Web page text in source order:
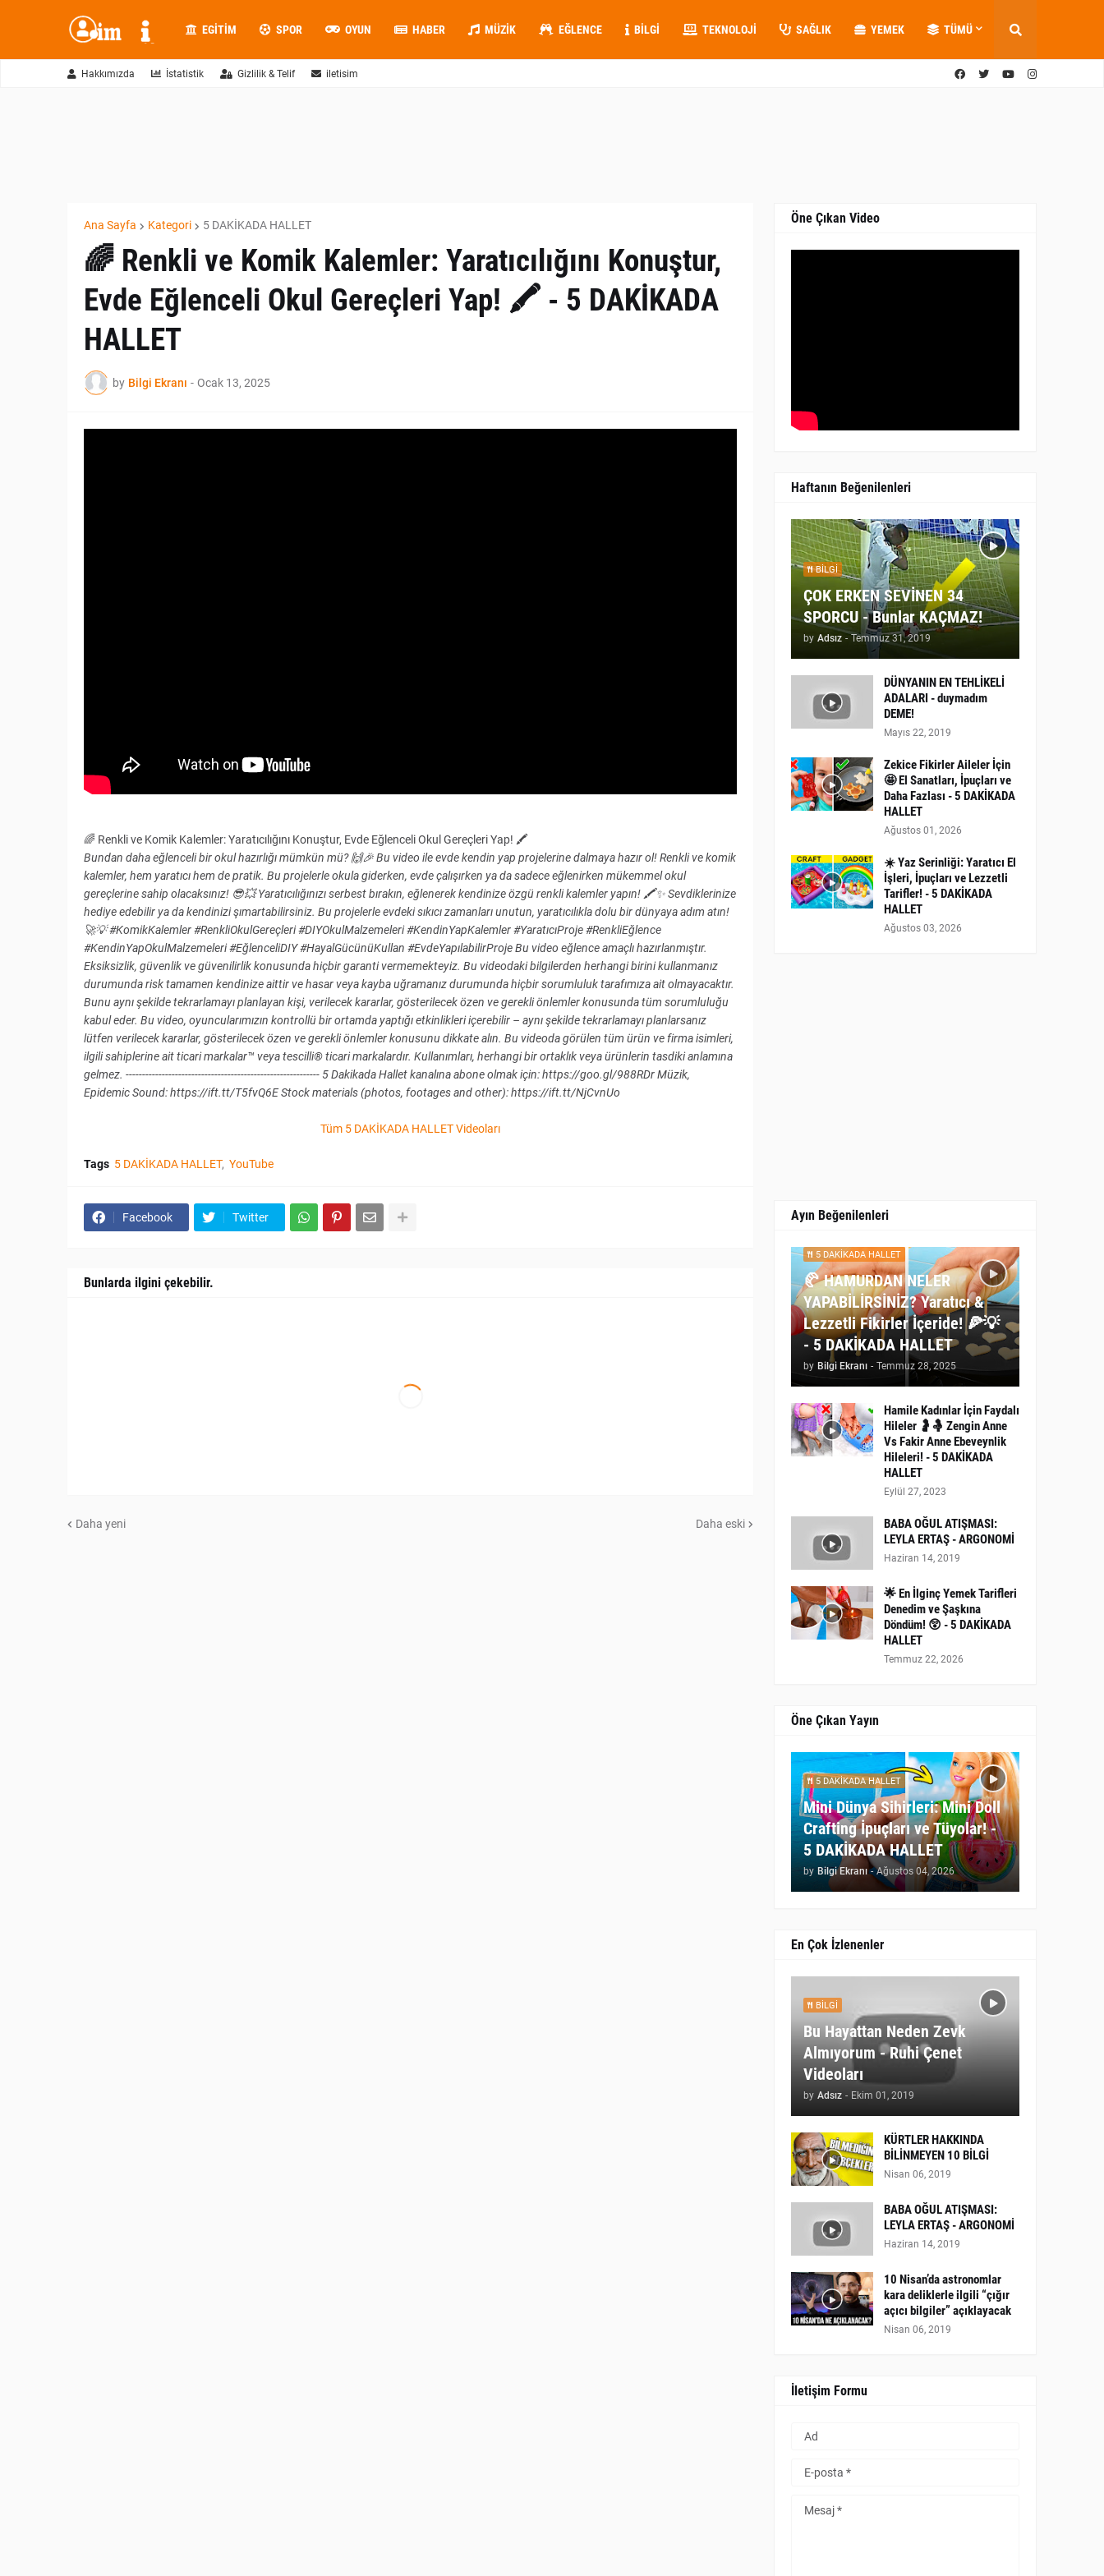
EGITIM SPOR OYUN HABER MÜZIK EĞLENCE BILGI TEKNOLOJI SAĞLIK YEMEK TÜMÜ
Hakkımızda İstatistik Gizlilik & Telif iletisim
Ana Sayfa Kategori 5 DAKİKADA HALLET
🌈 Renkli ve Komik Kalemler: Yaratıcılığını Konuştur,
Evde Eğlenceli Okul Gereçleri Yap! 🖍️ - 5 DAKİKADA
HALLET
by Bilgi Ekranı - Ocak 13, 2025
🌈 Renkli ve Komik Kalemler: Yaratıcılığını Konuştur, Evde Eğlenceli Okul Gereçleri Yap! 🖍️
Bundan daha eğlenceli bir okul hazırlığı mümkün mü? 🙌🎉 Bu video ile evde kendin yap projelerine dalmaya hazır ol! Renkli ve komik
kalemler, hem yaratıcı hem de pratik. Bu projelerle okula giderken, evde çalışırken ya da sadece eğlenirken mükemmel okul
gereçlerine sahip olacaksınız! 😎💥 Yaratıcılığınızı serbest bırakın, eğlenerek kendinize özgü renkli kalemler yapın! 🖍️✨ Sevdiklerinize
hediye edebilir ya da kendinizi şımartabilirsiniz. Bu projelerle evdeki sıkıcı zamanları unutun, yaratıcılıkla dolu bir dünyaya adım atın!
🚀💡 #KomikKalemler #RenkliOkulGereçleri #DIYOkulMalzemeleri #KendinYapKalemler #YaratıcıProje #RenkliEğlence
#KendinYapOkulMalzemeleri #EğlenceliDIY #HayalGücünüKullan #EvdeYapılabilirProje Bu video eğlence amaçlı hazırlanmıştır.
Eksiksizlik, güvenlik ve güvenilirlik konusunda hiçbir garanti vermemekteyiz. Bu videodaki bilgilerden herhangi birini kullanmanız
durumunda risk tamamen kendinize aittir ve hasar veya kayba uğramanız durumunda hiçbir sorumluluk tarafımıza ait olmayacaktır.
Bunu aynı şekilde tekrarlamayı planlayan kişi, verilecek kararlar, gösterilecek özen ve gerekli önlemler konusunda tüm sorumluluğu
kabul eder. Bu video, oyuncularımızın kontrollü bir ortamda yaptığı etkinlikleri içerebilir – aynı şekilde tekrarlamayı planlarsanız
lütfen verilecek kararlar, gösterilecek özen ve gerekli önlemler konusunu dikkate alın. Bu videoda görülen tüm ürün ve firma isimleri,
ilgili sahiplerine ait ticari markalar™ veya tescilli® ticari markalardır. Kullanımları, herhangi bir ortaklık veya ürünlerin tasdiki anlamına
gelmez. ----------------------------------------------------------- 5 Dakikada Hallet kanalına abone olmak için: https://goo.gl/988RDr Müzik,
Epidemic Sound: https://ift.tt/T5fvQ6E Stock materials (photos, footages and other): https://ift.tt/NjCvnUo
Tüm 5 DAKİKADA HALLET Videoları
Tags 5 DAKİKADA HALLET YouTube
Facebook Twitter
Bunlarda ilgini çekebilir.
Daha yeni Daha eski
Öne Çıkan Video
Haftanın Beğenilenleri
BILGI
ÇOK ERKEN SEVİNEN 34
SPORCU - Bunlar KAÇMAZ!
by Adsız - Temmuz 31, 2019
DÜNYANIN EN TEHLİKELİ
ADALARI - duymadım
DEME!
Mayıs 22, 2019
Zekice Fikirler Aileler İçin
🤩 El Sanatları, İpuçları ve
Daha Fazlası - 5 DAKİKADA
HALLET
Ağustos 01, 2026
☀️ Yaz Serinliği: Yaratıcı El
İşleri, İpuçları ve Lezzetli
Tarifler! - 5 DAKİKADA
HALLET
Ağustos 03, 2026
Ayın Beğenilenleri
5 DAKİKADA HALLET
🥐 HAMURDAN NELER
YAPABİLİRSİNİZ? Yaratıcı &
Lezzetli Fikirler İçeride! 🍕💡
- 5 DAKİKADA HALLET
by Bilgi Ekranı - Temmuz 28, 2025
Hamile Kadınlar İçin Faydalı
Hileler 🤰🤱 Zengin Anne
Vs Fakir Anne Ebeveynlik
Hileleri! - 5 DAKİKADA
HALLET
Eylül 27, 2023
BABA OĞUL ATIŞMASI:
LEYLA ERTAŞ - ARGONOMİ
Haziran 14, 2019
🌟 En İlginç Yemek Tarifleri
Denedim ve Şaşkına
Döndüm! 😲 - 5 DAKİKADA
HALLET
Temmuz 22, 2026
Öne Çıkan Yayın
5 DAKİKADA HALLET
Mini Dünya Sihirleri: Mini Doll
Crafting İpuçları ve Tüyolar! -
5 DAKİKADA HALLET
by Bilgi Ekranı - Ağustos 04, 2026
En Çok İzlenenler
BILGI
Bu Hayattan Neden Zevk
Almıyorum - Ruhi Çenet
Videoları
by Adsız - Ekim 01, 2019
KÜRTLER HAKKINDA
BİLİNMEYEN 10 BİLGİ
Nisan 06, 2019
BABA OĞUL ATIŞMASI:
LEYLA ERTAŞ - ARGONOMİ
Haziran 14, 2019
10 Nisan’da astronomlar
kara deliklerle ilgili “çığır
açıcı bilgiler” açıklayacak
Nisan 06, 2019
İletişim Formu